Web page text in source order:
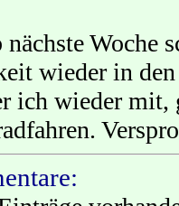
nächste Woche
wieder in
ich wieder mit,